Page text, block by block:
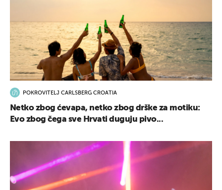
POKROVITELJ CARLSBERG CROATIA
Netko zbog ćevapa, netko zbog drške za motiku:
Evo zbog čega sve Hrvati duguju pivo...